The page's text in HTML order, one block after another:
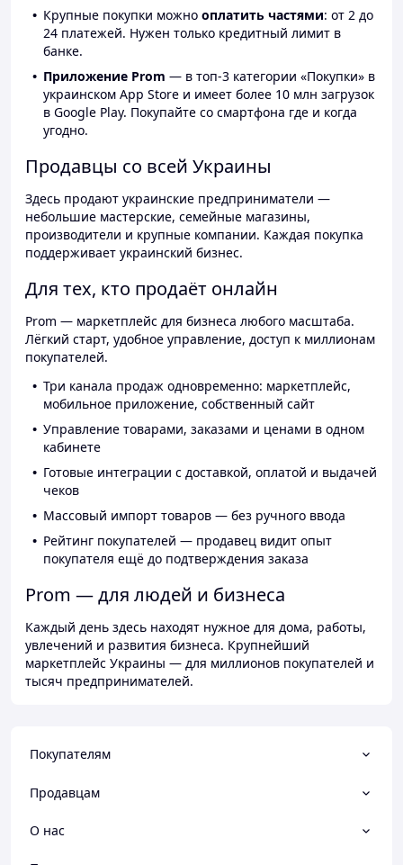
Крупные покупки можно оплатить частями: от 2 до
24 платежей. Нужен только кредитный лимит в
банке.
Приложение Prom — в топ-3 категории «Покупки» в
украинском App Store и имеет более 10 млн загрузок
в Google Play. Покупайте со смартфона где и когда
угодно.
Продавцы со всей Украины
Здесь продают украинские предприниматели —
небольшие мастерские, семейные магазины,
производители и крупные компании. Каждая покупка
поддерживает украинский бизнес.
Для тех, кто продаёт онлайн
Prom — маркетплейс для бизнеса любого масштаба.
Лёгкий старт, удобное управление, доступ к миллионам
покупателей.
Три канала продаж одновременно: маркетплейс,
мобильное приложение, собственный сайт
Управление товарами, заказами и ценами в одном
кабинете
Готовые интеграции с доставкой, оплатой и выдачей
чеков
Массовый импорт товаров — без ручного ввода
Рейтинг покупателей — продавец видит опыт
покупателя ещё до подтверждения заказа
Prom — для людей и бизнеса
Каждый день здесь находят нужное для дома, работы,
увлечений и развития бизнеса. Крупнейший
маркетплейс Украины — для миллионов покупателей и
тысяч предпринимателей.
Покупателям
Продавцам
О нас